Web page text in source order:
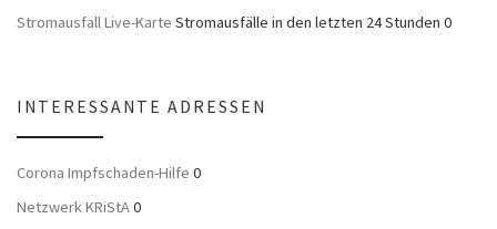
Stromausfall Live-Karte Stromausfälle in den letzten 24 Stunden 0
INTERESSANTE ADRESSEN
Corona Impfschaden-Hilfe 0
Netzwerk KRiStA0